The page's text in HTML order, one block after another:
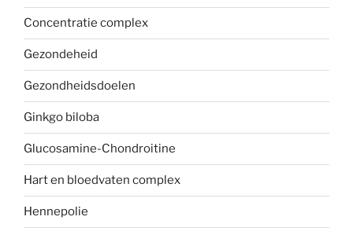
Concentratie complex
Gezondeheid
Gezondheidsdoelen
Ginkgo biloba
Glucosamine-Chondroitine
Hart en bloedvaten complex
Hennepolie